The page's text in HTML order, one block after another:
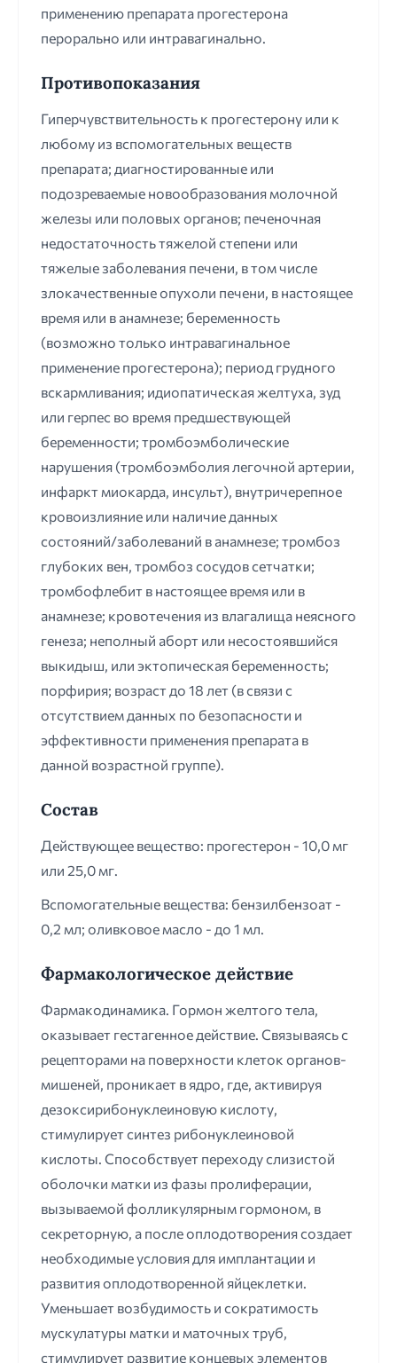
применению препарата прогестерона
перорально или интравагинально.
Противопоказания
Гиперчувствительность к прогестерону или к
любому из вспомогательных веществ
препарата; диагностированные или
подозреваемые новообразования молочной
железы или половых органов; печеночная
недостаточность тяжелой степени или
тяжелые заболевания печени, в том числе
злокачественные опухоли печени, в настоящее
время или в анамнезе; беременность
(возможно только интравагинальное
применение прогестерона); период грудного
вскармливания; идиопатическая желтуха, зуд
или герпес во время предшествующей
беременности; тромбоэмболические
нарушения (тромбоэмболия легочной артерии,
инфаркт миокарда, инсульт), внутричерепное
кровоизлияние или наличие данных
состояний/заболеваний в анамнезе; тромбоз
глубоких вен, тромбоз сосудов сетчатки;
тромбофлебит в настоящее время или в
анамнезе; кровотечения из влагалища неясного
генеза; неполный аборт или несостоявшийся
выкидыш, или эктопическая беременность;
порфирия; возраст до 18 лет (в связи с
отсутствием данных по безопасности и
эффективности применения препарата в
данной возрастной группе).
Состав
Действующее вещество: прогестерон - 10,0 мг
или 25,0 мг.
Вспомогательные вещества: бензилбензоат -
0,2 мл; оливковое масло - до 1 мл.
Фармакологическое действие
Фармакодинамика. Гормон желтого тела,
оказывает гестагенное действие. Связываясь с
рецепторами на поверхности клеток органов-
мишеней, проникает в ядро, где, активируя
дезоксирибонуклеиновую кислоту,
стимулирует синтез рибонуклеиновой
кислоты. Способствует переходу слизистой
оболочки матки из фазы пролиферации,
вызываемой фолликулярным гормоном, в
секреторную, а после оплодотворения создает
необходимые условия для имплантации и
развития оплодотворенной яйцеклетки.
Уменьшает возбудимость и сократимость
мускулатуры матки и маточных труб,
стимулирует развитие концевых элементов